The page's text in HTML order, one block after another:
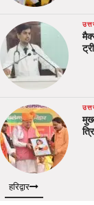
हरिद्वार